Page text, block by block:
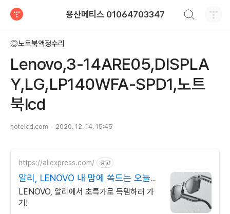
용산메티스 01064703347
◎노트북액정수리
Lenovo,3-14ARE05,DISPLA
Y,LG,LP140WFA-SPD1,노트
북lcd
notelcd.com 2020. 12. 14. 15:45
https://aliexpress.com/ 광고
알리, LENOVO 내 맘에 쏙드는 오늘의
특가
LENOVO, 알리에서 초특가로 득템하러 가
기!